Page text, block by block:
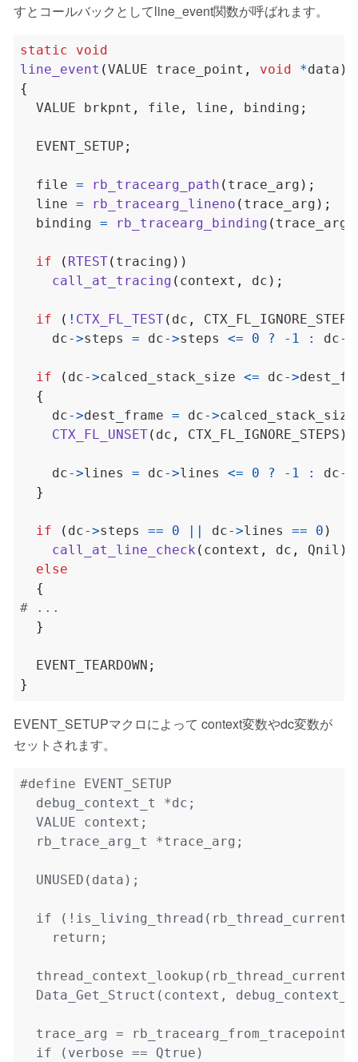
すとコールバックとしてline_event関数が呼ばれます。
static
void
line_event (VALUE trace_point , void *data )
{
  VALUE brkpnt
, file , line , binding ;
  EVENT_SETUP
;
  file
= rb_tracearg_path ( trace_arg );
  line
= rb_tracearg_lineno ( trace_arg );
  binding
= rb_tracearg_binding ( trace_arg
if ( RTEST( tracing ))
call_at_tracing ( context , dc );
if ( ! CTX_FL_TEST( dc , CTX_FL_IGNORE_STEPS
    dc
->steps = dc->steps <= 0 ? - 1 : dc->
if ( dc->calced_stack_size <= dc->
{
    dc
->dest_frame = dc->calced_stack_size
CTX_FL_UNSET( dc , CTX_FL_IGNORE_STEPS );
    dc
->lines = dc->lines <= 0 ? - 1 : dc->
}
if ( dc->steps == 0 || dc->lines == 0 )
call_at_line_check ( context , dc , Qnil );
else
{
}
  EVENT_TEARDOWN
;
}
EVENT_SETUPマクロによって context変数やdc変数が
セットされます。